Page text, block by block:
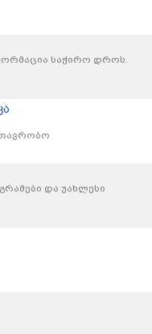
საჭირო დროს.
და უახლესი